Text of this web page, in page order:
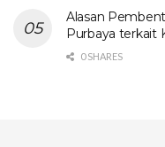
Alasan
Purbaya terkait
0 SHARES